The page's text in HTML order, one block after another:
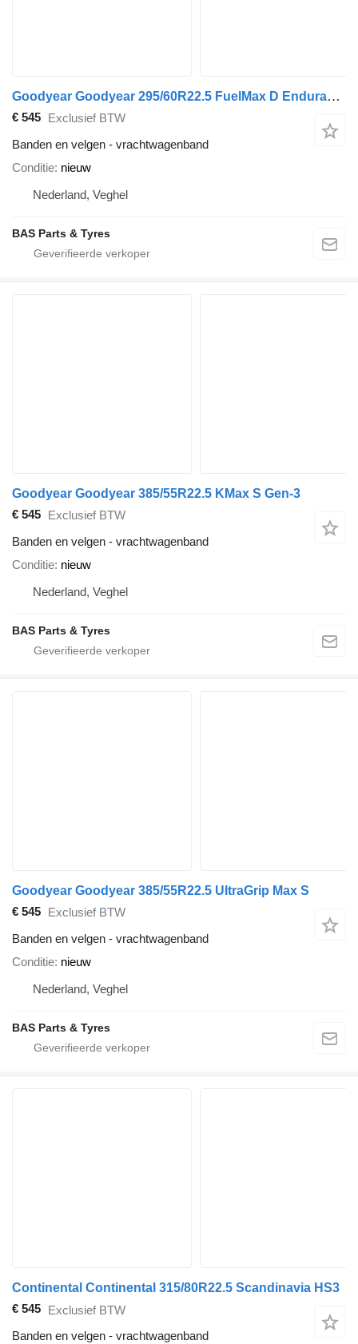
Goodyear Goodyear 295/60R22.5 FuelMax D Endurance
€ 545 Exclusief BTW
Banden en velgen - vrachtwagenband
Conditie nieuw
Nederland, Veghel
BAS Parts & Tyres
Goodyear Goodyear 385/55R22.5 KMax S Gen-3
€ 545 Exclusief BTW
Banden en velgen - vrachtwagenband
Conditie nieuw
Nederland, Veghel
BAS Parts & Tyres
Goodyear Goodyear 385/55R22.5 UltraGrip Max S
€ 545 Exclusief BTW
Banden en velgen - vrachtwagenband
Conditie nieuw
Nederland, Veghel
BAS Parts & Tyres
Continental Continental 315/80R22.5 Scandinavia HS3
€ 545 Exclusief BTW
Banden en velgen - vrachtwagenband